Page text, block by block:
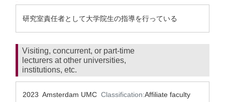
研究室責任者として大学院生の指導を行っている
Visiting, concurrent, or part-time
lecturers at other universities,
institutions, etc.
2023 Amsterdam UMC Classification:Affiliate faculty